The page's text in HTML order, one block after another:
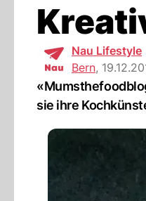
Nau Lifestyle
Bern,
sie ihre